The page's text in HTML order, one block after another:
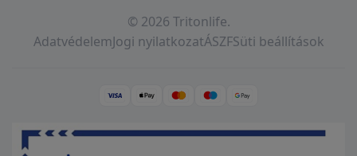
© 2026 Tritonlife.
AdatvédelemJogi nyilatkozatÁSZFSüti beállítások